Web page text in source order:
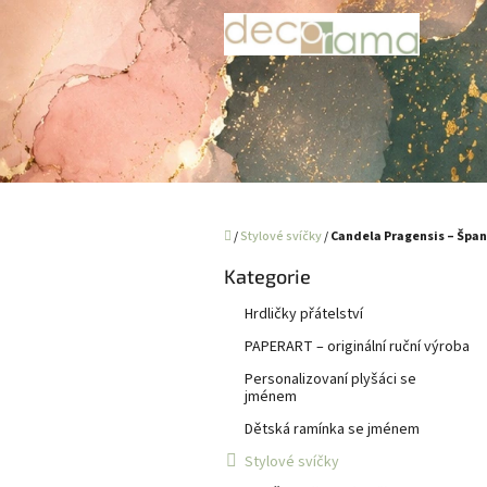
Domů
/Stylové svíčky/Candela Pragensis –
Přeskočit
Kategorie
Hrdličky přátelství
PAPERART – originální ruční výroba
Personalizovaní plyšáci se
jménem
Dětská ramínka se jménem
Stylové svíčky